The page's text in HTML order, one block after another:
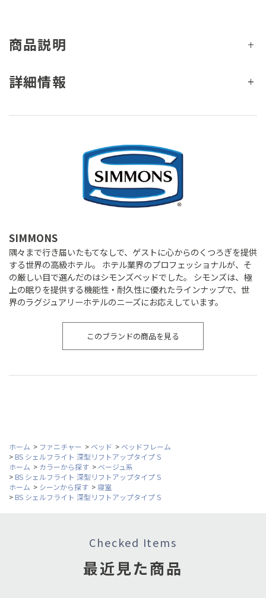
商品説明
詳細情報
SIMMONS
隅々まで行き届いたもてなしで、ゲストに心からのくつろぎを提供
する世界の高級ホテル。 ホテル業界のプロフェッショナルが、そ
の厳しい目で選んだのはシモンズベッドでした。 シモンズは、極
上の眠りを提供する機能性・耐久性に優れたラインナップで、世
界のラグジュアリーホテルのニーズにお応えしています。
このブランドの商品を見る
ホーム > ファニチャー > ベッド > ベッドフレーム
> BS シェルフライト 深型リフトアップタイプ S
ホーム > カラーから探す > ベージュ系
> BS シェルフライト 深型リフトアップタイプ S
ホーム > シーンから探す >寝室
> BS シェルフライト 深型リフトアップタイプ S
Checked Items
最近見た商品